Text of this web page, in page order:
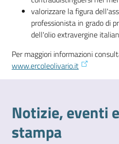
valorizzare la figura
professionista in grado di
dell'olio extravergine
Per maggiori informazioni
www.ercoleolivario.it
Notizie, eventi
stampa